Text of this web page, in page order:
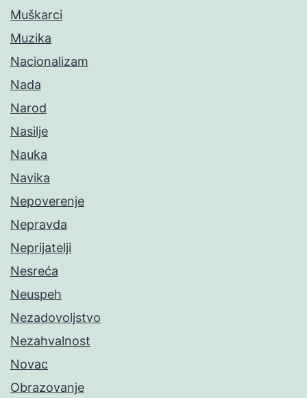
Muškarci
Muzika
Nacionalizam
Nada
Narod
Nasilje
Nauka
Navika
Nepoverenje
Nepravda
Neprijatelji
Nesreća
Neuspeh
Nezadovoljstvo
Nezahvalnost
Novac
Obrazovanje